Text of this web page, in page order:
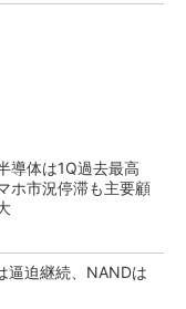
導体は1Q過去最高
ホ市況停滞も主要顧
迫継続、NANDは